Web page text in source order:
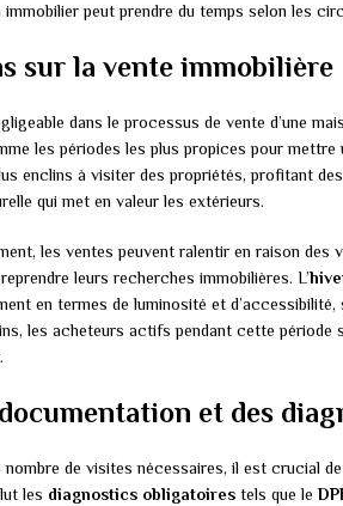
immobilier peut prendre du temps selon les
sur la vente immobilière
dans le processus de vente d’une
les périodes les plus propices pour mettre
enclins à visiter des propriétés, profitant
qui met en valeur les extérieurs.
les ventes peuvent ralentir en raison des
leurs recherches immobilières. L’
en termes de luminosité et
les acheteurs actifs pendant cette
et des
de visites nécessaires, il est crucial de
les diagnostics obligatoires tels que le